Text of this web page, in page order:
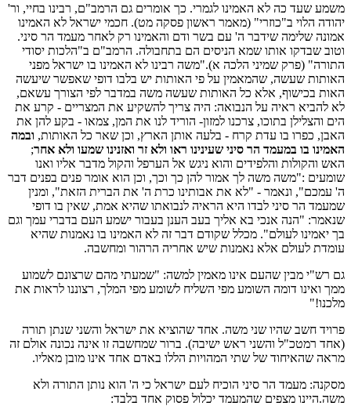
משמע שעד כה לא האמינו לגמרי. כך אומרים גם הרמב"ם, רבינו בחיי, ור'
יהודה הלוי ב"כוזרי" (מאמר ראשון פסקה מט). חכמי ישראל לא האמינו
אמונה שלימה שידבר ה' עם בשר ודם והאמינו רק לאחר מעמד הר סיני.
וטוב שבדקו אותו שמא הניסים הם בתחבולה. הרמב"ם ב"הלכות יסודי
התורה" (פרק שמיני הלכה א)."משה רבינו לא האמינו בו ישראל מפני
האותות שעשה, שהמאמין על פי האותות יש בלבו דופי שאפשר שיעשה
האות בכישוף, אלא כל האותות שעשה משה במדבר לפי הצורך עשאם,
לא להביא ראיה על הנבואה: היה צריך להשקיע את המצריים - קרע את
הים והצלילן בתוכו, צרכנו למזון- הוריד לנו את המן, צמאו - בקע להן את
האבן, כפרו בו עדת קרח - בלעה אותן הארץ, וכן שאר כל האותות, ובמה
האמינו בו במעמד הר סיני שעינינו ראו ולא זר ואזנינו שמעו ולא אחר;
האש והקולות והלפידים והוא ניגש אל הערפל והקול מדבר אליו ואנו
שומעים :"משה משה לך אמור להן כך וכך, וכן הוא אומר פנים בפנים דבר
ה' עמכם", ונאמר - "לא את אבותינו כרת ה' את הברית הזאת", ומנין
שמעמד הר סיני לבדו היא הראיה לנבואתו שהיא אמת, שאין בו דופי
שנאמר: "הנה אנכי בא אליך בעב הענן בעבור ישמע העם בדברי עמך וגם
בך יאמינו לעולם". מכלל שקודם דבר זה לא האמינו בו נאמנות שהיא
עומדת לעולם אלא נאמנות שיש אחריה הרהור ומחשבה.
גם רש"י מבין שהעם אינו מאמין למשה: "שמעתי מהם שרצונם לשמוע
ממך ואינו דומה השומע מפי השליח לשומע מפי המלך, רצוננו לראות את
מלכנו!"
פרויד חשב שהיו שני משה. אחד שהוציא את ישראל והשני שנתן תורה
(אחד רמטכ"ל והשני ראש ישיבה). ברור שמחשבה זו אינה נכונה אולם זה
מראה שהאיחוד של שתי המהויות הללו באדם אחד אינו מובן מאליו.
מסקנה: מעמד הר סיני הוכיח לעם ישראל כי ה' הוא נותן התורה ולא
משה.היינו מצפים שהמעמד יכלול פסוק אחד בלבד: